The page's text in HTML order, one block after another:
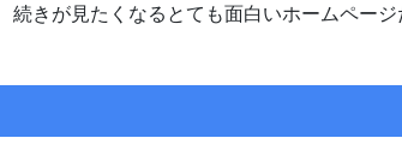
続きが見たくなるとても面白いホームページ